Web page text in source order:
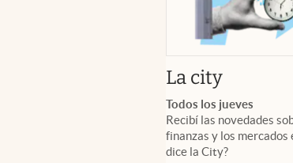
La cityabre en
Todos los jueves
Recibí las novedades
finanzas y los mercados
dice la City?